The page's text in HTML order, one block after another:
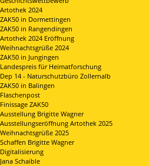
Artothek 2024
ZAK50 in Dormettingen
ZAK50 in Rangendingen
Artothek 2024 Eröffnung
Weihnachtsgrüße 2024
ZAK50 in Jungingen
Landespreis für Heimatforschung
Dep 14 - Naturschutzbüro Zollernalb
ZAK50 in Balingen
Flaschenpost
Finissage ZAK50
Ausstellung Brigitte Wagner
Ausstellungseröffnung Artothek 2025
Weihnachtsgrüße 2025
Schaffen Brigitte Wagner
Digitalisierung
Jana Schaible